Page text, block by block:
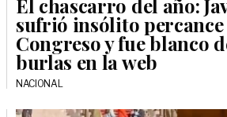
El chascarro del año:
sufrió insólito percance
Congreso y fue blanco
burlas en la web
NACIONAL